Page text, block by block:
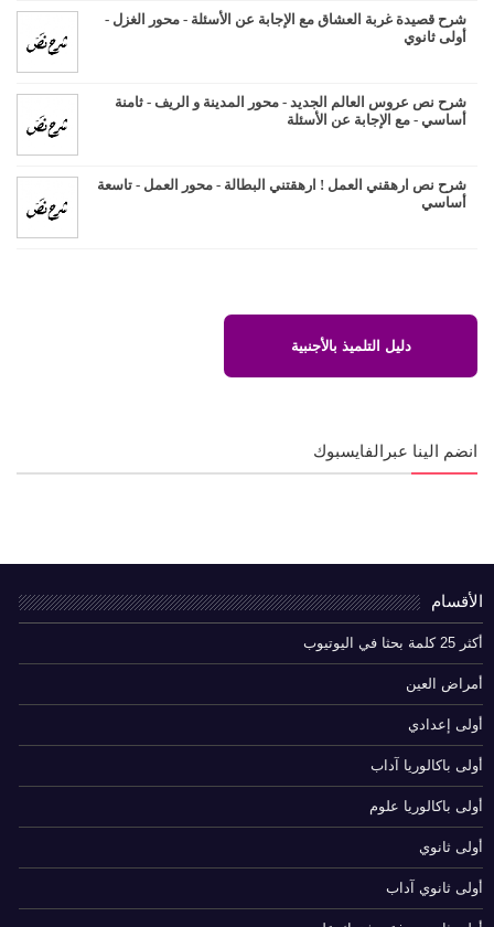
شرح قصيدة غربة العشاق مع الإجابة عن الأسئلة - محور الغزل -
أولى ثانوي
شرح نص عروس العالم الجديد - محور المدينة و الريف - ثامنة
أساسي - مع الإجابة عن الأسئلة
شرح نص ارهقني العمل ! ارهقتني البطالة - محور العمل - تاسعة
أساسي
دليل التلميذ بالأجنبية
انضم الينا عبرالفايسبوك
الأقسام
أكثر 25 كلمة بحثا في اليوتيوب
أمراض العين
أولى إعدادي
أولى باكالوريا آداب
أولى باكالوريا علوم
أولى ثانوي
أولى ثانوي آداب